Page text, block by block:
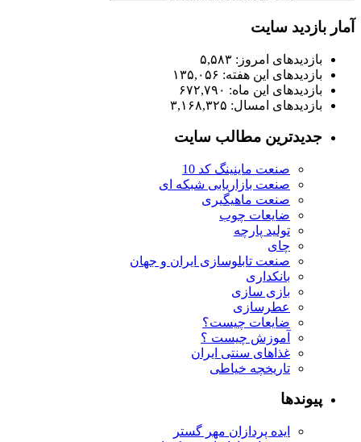
آمار بازدید سایت
بازدیدهای امروز: ۵,۵۸۳
بازدیدهای این هفته: ۱۳۵,۰۵۶
بازدیدهای این ماه: ۶۷۲,۷۹۰
بازدیدهای امسال: ۳,۱۶۸,۳۲۵
جدیدترین مطالب سایت
صنعت ماینینگ کد 10
صنعت بازاریابی شبکه ای
صنعت ماهیگیری
ضایعات چوب
تولید پارچه
چای
صنعت تابلوسازی ایران و جهان
بانکداری
بازی سازی
عطرسازی
ضایعات چیست؟
آموزش چیست ؟
غذاهای سنتی ایران
تاریخچه خیاطی
پیوندها
ایده پردازان مهر گستر